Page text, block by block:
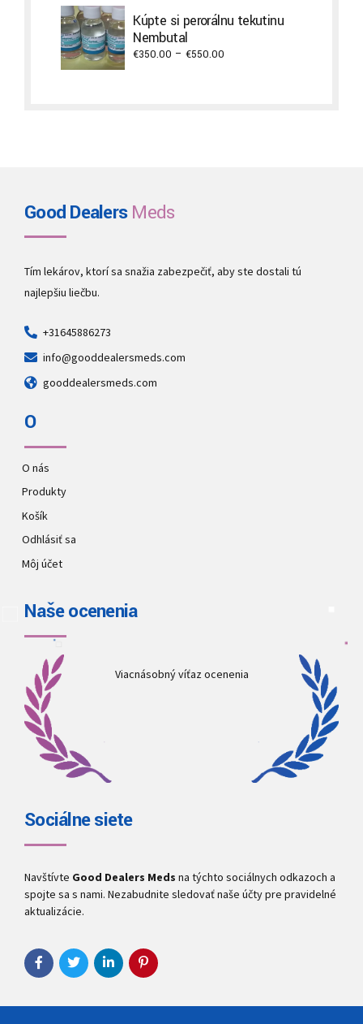
through
Kúpte si perorálnu tekutinu
Nembutal
€350.00 – €550.00
Good DealersMeds
Tím lekárov, ktorí sa snažia zabezpečiť, aby ste dostali tú
najlepšiu liečbu.
+31645886273
info@gooddealersmeds.com
gooddealersmeds.com
O
O nás
Produkty
Košík
Odhlásiť sa
Môj účet
Naše ocenenia
Viacnásobný víťaz ocenenia
Sociálne siete
Navštívte Good Dealers Meds na týchto sociálnych odkazoch a
spojte sa s nami. Nezabudnite sledovať naše účty pre pravidelné
aktualizácie.